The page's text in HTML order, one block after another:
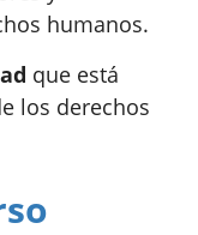
humanos.
que está
los derechos